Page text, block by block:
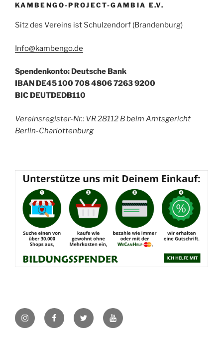
KAMBENGO-PROJECT-GAMBIA E.V.
Sitz des Vereins ist Schulzendorf (Brandenburg)
Info@kambengo.de
Spendenkonto: Deutsche Bank
IBAN DE45 100 708 4806 7263 9200
BIC DEUTDEDB110
Vereinsregister-Nr.: VR 28112 B beim Amtsgericht
Berlin-Charlottenburg
InstagramFacebookTwitter YouTube